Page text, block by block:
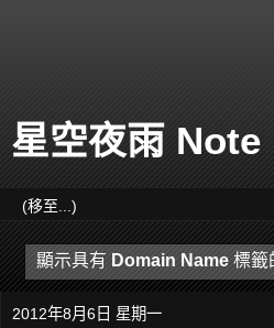
星空夜雨 Note
顯示具有 Domain Name 標籤
2012年8月6日 星期一